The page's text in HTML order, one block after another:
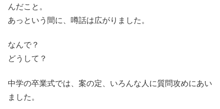
んだこと。
あっという間に、噂話は広がりました。
なんで？
どうして？
中学の卒業式では、案の定、いろんな人に質問攻めにあい
ました。